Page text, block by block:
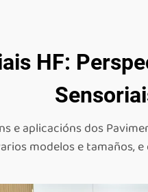
HF:
aplicacións dos
modelos e tamaños,